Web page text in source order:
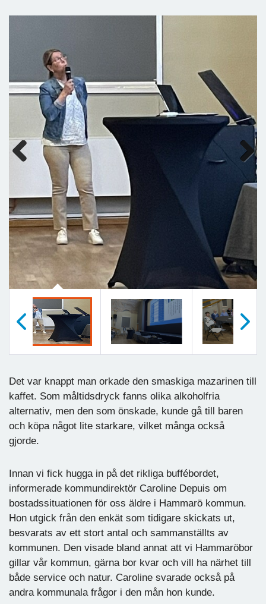
Det var knappt man orkade den smaskiga mazarinen till
kaffet. Som måltidsdryck fanns olika alkoholfria
alternativ, men den som önskade, kunde gå till baren
och köpa något lite starkare, vilket många också
gjorde.
Innan vi fick hugga in på det rikliga buffébordet,
informerade kommundirektör Caroline Depuis om
bostadssituationen för oss äldre i Hammarö kommun.
Hon utgick från den enkät som tidigare skickats ut,
besvarats av ett stort antal och sammanställts av
kommunen. Den visade bland annat att vi Hammaröbor
gillar vår kommun, gärna bor kvar och vill ha närhet till
både service och natur. Caroline svarade också på
andra kommunala frågor i den mån hon kunde.